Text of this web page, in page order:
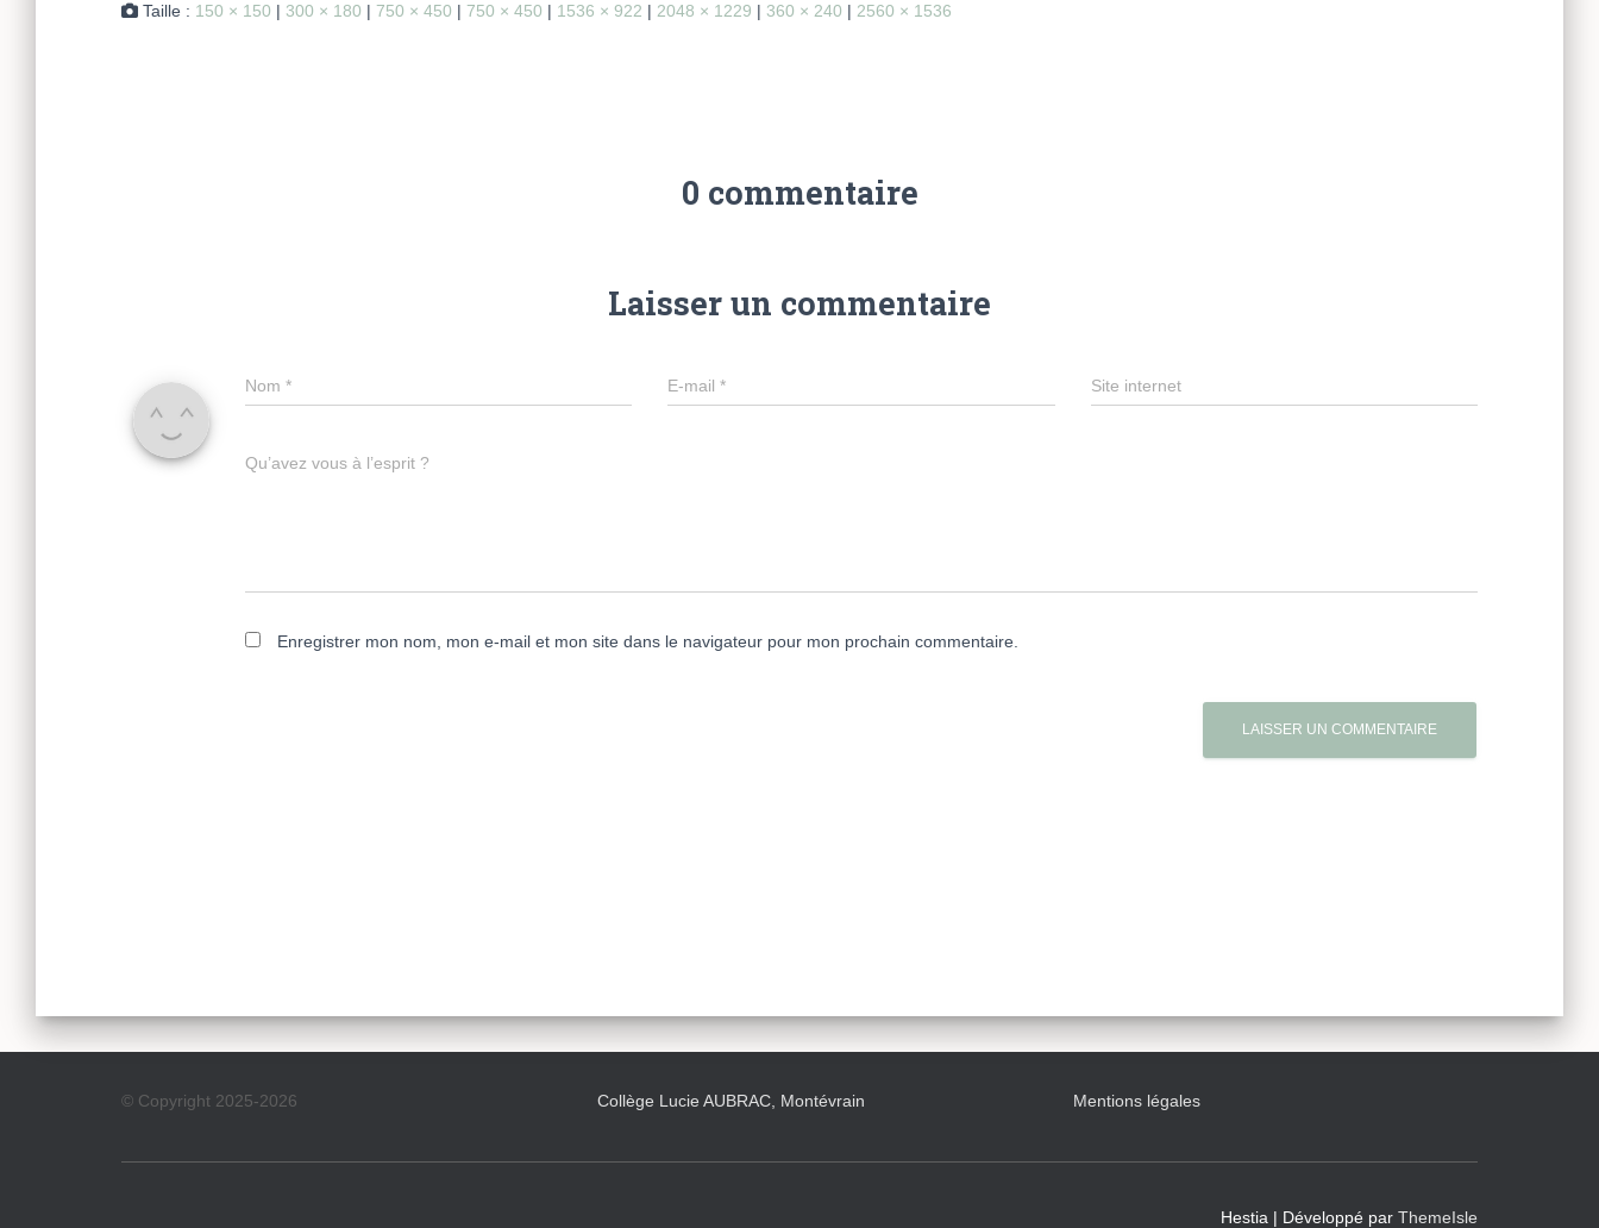
Taille : 150 × 150 | 300 × 180 | 750 × 450 | 750 × 450 | 1536 × 922 | 2048 × 1229 | 360 × 240 | 2560 × 1536
0 commentaire
Laisser un commentaire
Nom * E-mail* Site internet
Qu’avez vous à l’esprit ?
Enregistrer mon nom, mon e-mail et mon site dans le navigateur pour mon prochain commentaire.
© Copyright 2025-2026 Collège Lucie AUBRAC, Montévrain Mentions légales
Hestia | Développé par ThemeIsle